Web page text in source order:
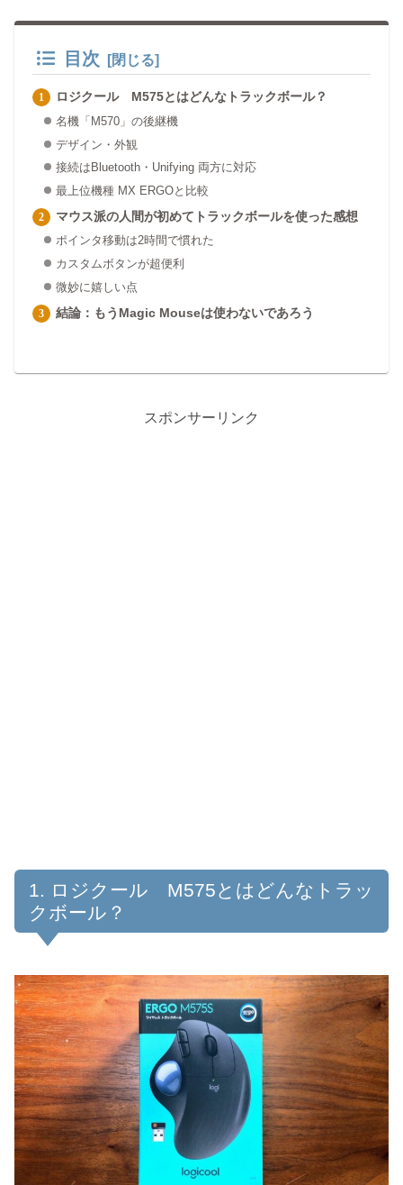
目次
ロジクール M575とはどんなトラックボール？
名機「M570」の後継機
デザイン・外観
接続はBluetooth・Unifying 両方に対応
最上位機種 MX ERGOと比較
マウス派の人間が初めてトラックボールを使った感想
ポインタ移動は2時間で慣れた
カスタムボタンが超便利
微妙に嬉しい点
結論：もうMagic Mouseは使わないであろう
スポンサーリンク
ロジクール M575とはどんなトラッ
クボール？